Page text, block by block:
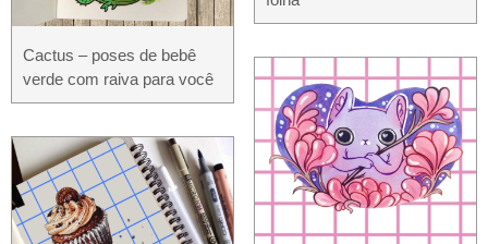
Cactus – poses de bebê
verde com raiva para você